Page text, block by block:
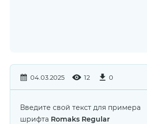
04.03.2025 12 0
Введите свой текст для примера
шрифта Romaks Regular